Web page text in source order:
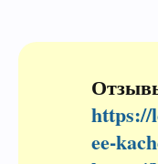
https://
ee-